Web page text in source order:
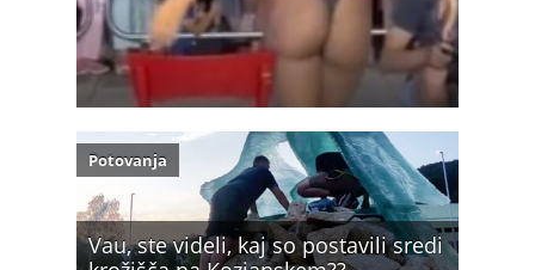
Vau, ste videli, kaj so postavili sredi
Potovanja